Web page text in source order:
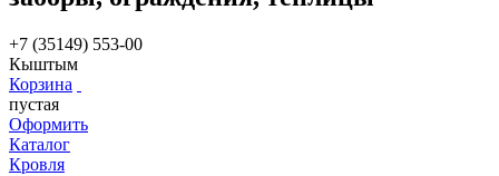
+7 (35149) 553-00
Кыштым
Корзина
пустая
Оформить
Каталог
Кровля